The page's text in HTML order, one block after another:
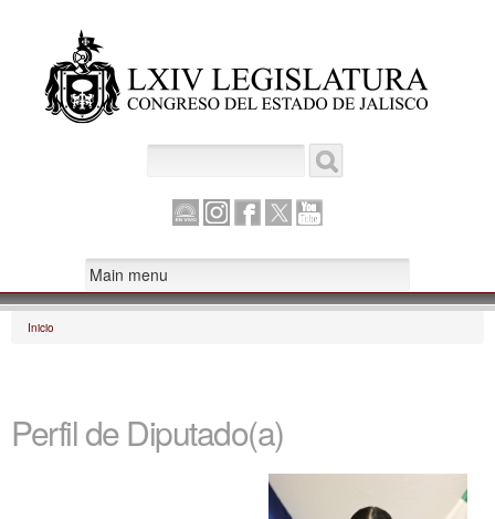
Formulario de búsqueda
Canal
Parlamento
Instagram
Facebook
Twitter
Inicio
Perfil de Diputado(a)